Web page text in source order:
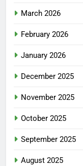
March 2026
February 2026
January 2026
December 2025
November 2025
October 2025
September 2025
August 2025